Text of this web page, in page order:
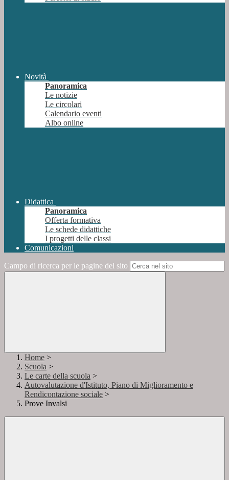
Novità
Panoramica
Le notizie
Le circolari
Calendario eventi
Albo online
Didattica
Panoramica
Offerta formativa
Le schede didattiche
I progetti delle classi
Comunicazioni
Campo di ricerca per le pagine del sito
Home >
Scuola >
Le carte della scuola >
Autovalutazione d'Istituto, Piano di Miglioramento e
Rendicontazione sociale >
Prove Invalsi